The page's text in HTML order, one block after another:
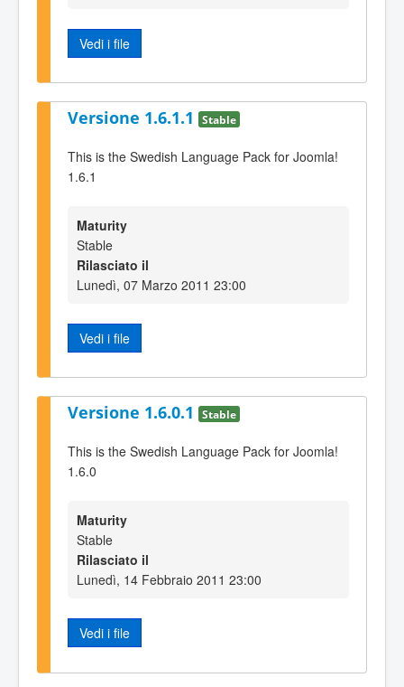
Vedi i file
Versione 1.6.1.1 Stable
This is the Swedish Language Pack for Joomla!
1.6.1
Maturity
Stable
Rilasciato il
Lunedì, 07 Marzo 2011 23:00
Vedi i file
Versione 1.6.0.1 Stable
This is the Swedish Language Pack for Joomla!
1.6.0
Maturity
Stable
Rilasciato il
Lunedì, 14 Febbraio 2011 23:00
Vedi i file